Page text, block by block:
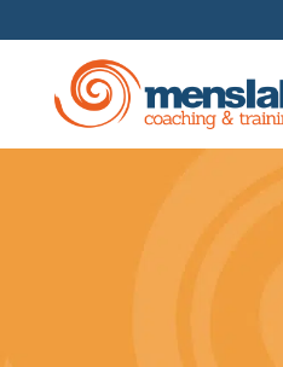
Formazione